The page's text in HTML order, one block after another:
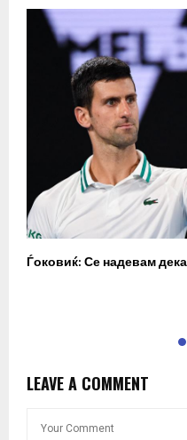
Ѓоковиќ: Се надевам
LEAVE A COMMENT